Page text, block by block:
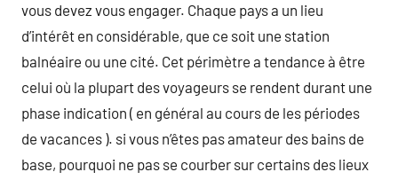
vous devez vous engager. Chaque pays a un lieu
d’intérêt en considérable, que ce soit une station
balnéaire ou une cité. Cet périmètre a tendance à être
celui où la plupart des voyageurs se rendent durant une
phase indication ( en général au cours de les périodes
de vacances ). si vous n’êtes pas amateur des bains de
base, pourquoi ne pas se courber sur certains des lieux